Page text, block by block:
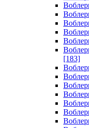
[183]